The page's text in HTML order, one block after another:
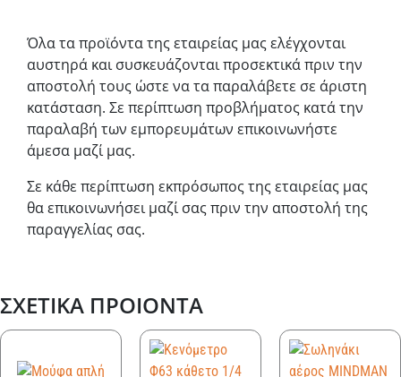
Όλα τα προϊόντα της εταιρείας μας ελέγχονται
αυστηρά και συσκευάζονται προσεκτικά πριν την
αποστολή τους ώστε να τα παραλάβετε σε άριστη
κατάσταση. Σε περίπτωση προβλήματος κατά την
παραλαβή των εμπορευμάτων επικοινωνήστε
άμεσα μαζί μας.
Σε κάθε περίπτωση εκπρόσωπος της εταιρείας μας
θα επικοινωνήσει μαζί σας πριν την αποστολή της
παραγγελίας σας.
ΣΧΕΤΙΚΆ ΠΡΟΙΌΝΤΑ